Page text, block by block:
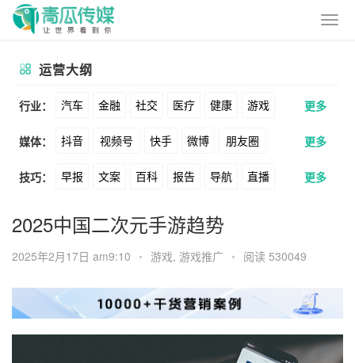
运营大纲
行业： 汽车 金融 社交 医疗 健康 游戏
动漫 美妆 美食 家装 教育 婚纱
酒旅 母婴 宠物 文娱 跨境 科技
广告 元宇宙 房地产
更多
媒体： 抖音 视频号 快手 微博 朋友圈
公众号 B站 小红书 头条 知乎
Soul 360 百度 搜狗 爱奇艺
美图 最右 神马 谷歌 Facebook
Tiktok YouTube Yahoo Bing
更多
技巧： 早报 文案 百科 报告 导航 直播
卖货 脚本 话术 电商 私域
涨粉 广告 推广 方案 策划 案例
数据 拉新 活动 用户 海外
更多
2025中国二次元手游趋势
2025年2月17日 am9:10 • 游戏, 游戏推广 • 阅读 530049